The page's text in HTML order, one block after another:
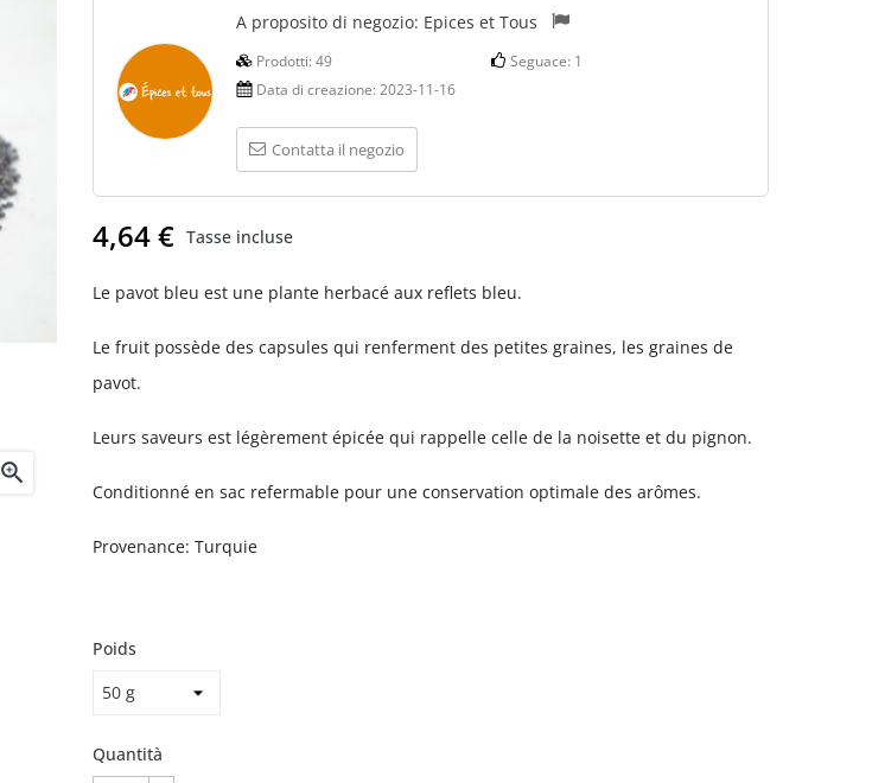

A proposito di negozio: Epices et Tous
Prodotti: 49 Seguace: 1
Data di creazione: 2023-11-16
Contatta il negozio
4,64 € Tasse incluse
Le pavot bleu est une plante herbacé aux reflets bleu.
Le fruit possède des capsules qui renferment des petites graines, les graines de
pavot.
Leurs saveurs est légèrement épicée qui rappelle celle de la noisette et du pignon.
Conditionné en sac refermable pour une conservation optimale des arômes.
Provenance: Turquie
Poids
Quantità